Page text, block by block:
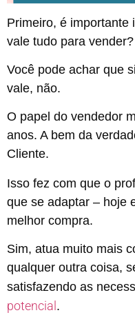
Primeiro, é importante
vale tudo para vender?
Você pode achar que
vale, não.
O papel do vendedor
anos. A bem da
Cliente.
Isso fez com que o
que se adaptar – hoje
melhor compra.
Sim, atua muito mais
qualquer outra coisa,
satisfazendo as
potencial .